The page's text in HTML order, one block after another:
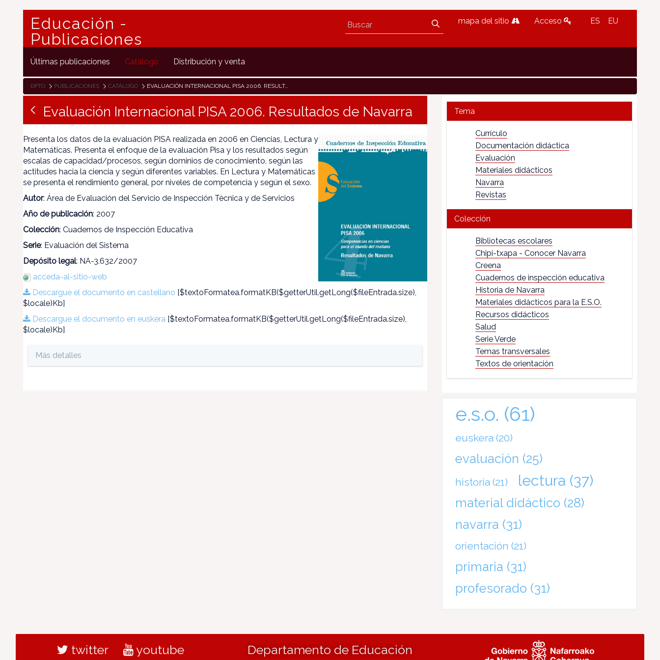
Educación -
Publicaciones
mapa del sitio Acceso ES EU
Últimas publicaciones Catálogo Distribución y venta
DPTO PUBLICACIONES CATÁLOGO EVALUACIÓN INTERNACIONAL PISA 2006. RESULTADOS DE NAVARRA
Evaluación Internacional PISA 2006. Resultados de Navarra
Presenta los datos de la evaluación PISA realizada en 2006 en Ciencias, Lectura y
Matemáticas. Presenta el enfoque de la evaluación Pisa y los resultados según
escalas de capacidad/procesos, según dominios de conocimiento, según las
actitudes hacia la ciencia y según diferentes variables. En Lectura y Matemáticas
se presenta el rendimiento general, por niveles de competencia y según el sexo.
Autor: Área de Evaluación del Servicio de Inspección Técnica y de Servicios
Año de publicación: 2007
Colección: Cuadernos de Inspección Educativa
Serie: Evaluación del Sistema
Depósito legal: NA-3.632/2007
acceda-al-sitio-web
Descargue el documento en castellano [$textoFormatea.formatKB($getterUtil.getLong($fileEntrada.size),
$locale)Kb]
Descargue el documento en euskera [$textoFormatea.formatKB($getterUtil.getLong($fileEntrada.size),
$locale)Kb]
Más detalles
Tema
Currículo
Documentación didáctica
Evaluación
Materiales didácticos
Navarra
Revistas
Colección
Bibliotecas escolares
Chipi-txapa - Conocer Navarra
Creena
Cuadernos de inspección educativa
Historia de Navarra
Materiales didácticos para la E.S.O.
Recursos didácticos
Salud
Serie Verde
Temas transversales
Textos de orientación
e.s.o. (61)
euskera (20)
evaluación (25)
historia (21) lectura (37)
material didáctico (28)
navarra (31)
orientación (21)
primaria (31)
profesorado (31)
twitter youtube Departamento de Educación